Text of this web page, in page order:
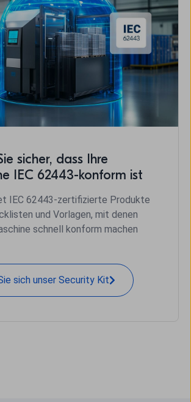
sicher, dass Ihre
IEC 62443-konform ist
IEC 62443-zertifizierte Produkte
und Vorlagen, mit denen
schnell konform machen
sich unser Security Kit